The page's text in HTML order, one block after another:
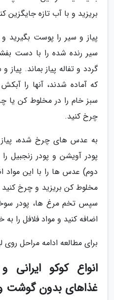
بریزید و با آب تازه جایگزین
پیاز و سیر را پوست بگیرید و
سیر رنده شده را با دست
گردد و تفاله پیاز بماند.
که آماده شدند، آنها را
سبز خام را در مخلوط کن یا
چرخ کنید.
به عدس های چرخ شده، پیاز
پودر آویشن و پودر زنجبیل را
دوم) عدس ها را با این
مخلوط کن بریزید و چرخ
سپس تخم مرغ ها، پودر
اضافه کنید و مواد فلافل را
برای مطالعه ادامه مراحل
انواع کوکو
غذاهای بدون گوشت